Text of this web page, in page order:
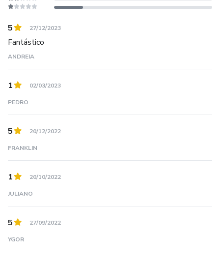
5 27/12/2023
Fantástico
ANDREIA
1 02/03/2023
PEDRO
5 20/12/2022
FRANKLIN
1 20/10/2022
JULIANO
5 27/09/2022
YGOR